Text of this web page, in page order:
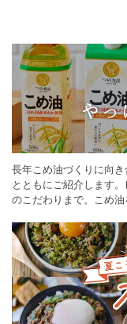
長年こめ油づくりに向
とともにご紹介します
のこだわりまで。こめ